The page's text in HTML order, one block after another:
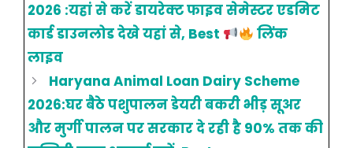
2026 :यहां से करें डायरेक्ट फाइव सेमेस्टर एडमिट
कार्ड डाउनलोड देखे यहां से, Best
लिंक
लाइव
Haryana Animal Loan Dairy Scheme
2026:घर बैठे पशुपालन डेयरी बकरी भीड़ सूअर
और मुर्गी पालन पर सरकार दे रही है 90% तक की